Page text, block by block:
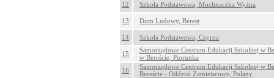
12
Szkoła Podstawowa, Mochnaczka Wyżna
13 Dom Ludowy, Berest
14 Szkoła Podstawowa, Czyrna
15
Samorządowe Centrum Edukacji Szkolnej w
w Bereście, Piorunka
16
Samorządowe Centrum Edukacji Szkolnej w
Bereście - Oddział Zamiejscowy, Polany